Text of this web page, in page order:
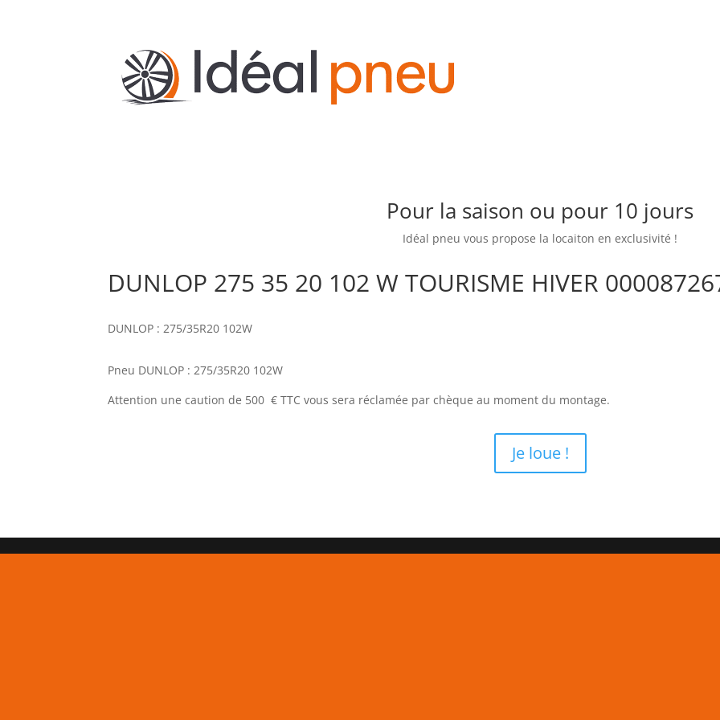
Pour la saison ou pour 10 jours
Idéal pneu vous propose la locaiton en exclusivité !
DUNLOP 275 35 20 102 W TOURISME HIVER
DUNLOP : 275/35R20 102W
Pneu DUNLOP : 275/35R20 102W
Attention une caution de 500 € TTC vous sera réclamée par chèque au moment du montage.
Je loue !